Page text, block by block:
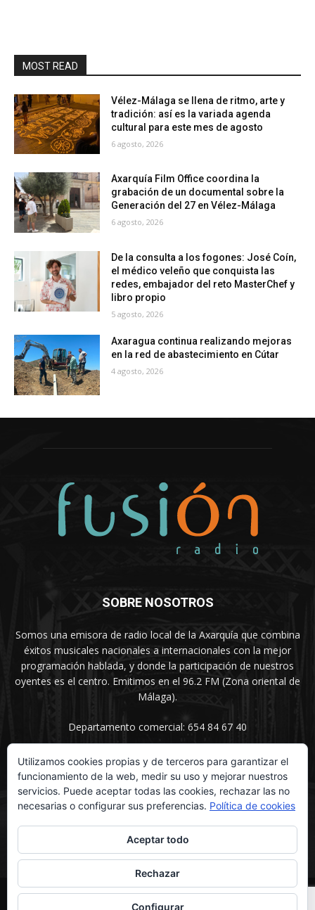
MOST READ
Vélez-Málaga se llena de ritmo, arte y
tradición: así es la variada agenda
cultural para este mes de agosto
6 agosto, 2026
Axarquía Film Office coordina la
grabación de un documental sobre la
Generación del 27 en Vélez-Málaga
6 agosto, 2026
De la consulta a los fogones: José Coín,
el médico veleño que conquista las
redes, embajador del reto MasterChef y
libro propio
5 agosto, 2026
Axaragua continua realizando mejoras
en la red de abastecimiento en Cútar
4 agosto, 2026
SOBRE NOSOTROS
Somos una emisora de radio local de la Axarquía que combina
éxitos musicales nacionales a internacionales con la mejor
programación hablada, y donde la participación de nuestros
oyentes es el centro. Emitimos en el 96.2 FM (Zona oriental de
Málaga).
Departamento comercial: 654 84 67 40
SÍGUENOS
© UNIMEDIOS - Agencia de Marketing en Vélez-Málaga 2026
Utilizamos cookies propias y de terceros para garantizar el
funcionamiento de la web, medir su uso y mejorar nuestros
servicios. Puede aceptar todas las cookies, rechazar las no
necesarias o configurar sus preferencias. Política de cookies
Aceptar todo
Rechazar
Configurar